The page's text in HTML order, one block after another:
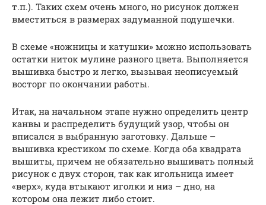
т.п.). Таких схем очень много, но рисунок должен
вместиться в размерах задуманной подушечки.
В схеме «ножницы и катушки» можно использовать
остатки ниток мулине разного цвета. Выполняется
вышивка быстро и легко, вызывая неописуемый
восторг по окончании работы.
Итак, на начальном этапе нужно определить центр
канвы и распределить будущий узор, чтобы он
вписался в выбранную заготовку. Дальше –
вышивка крестиком по схеме. Когда оба квадрата
вышиты, причем не обязательно вышивать полный
рисунок с двух сторон, так как игольница имеет
«верх», куда втыкают иголки и низ – дно, на
котором она лежит либо стоит.